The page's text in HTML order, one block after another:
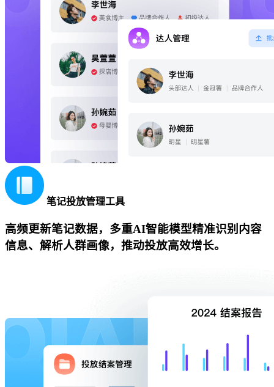
笔记投放管理工具
高频更新笔记数据，多重AI智能模型精准识别内容
信息、解析人群画像，推动投放高效增长。